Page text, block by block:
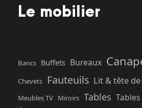
Le mobilier
Bancs Buffets Bureaux
Chevets Fauteuils Lit & tête
Meubles TV Miroirs Tables